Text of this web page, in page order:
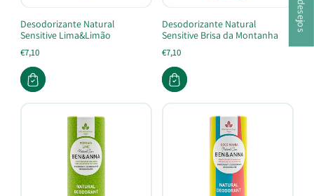
Desodorizante Natural
Sensitive Lima&Limão
€7,10
Desodorizante Natural
Sensitive Brisa da Montanha
€7,10